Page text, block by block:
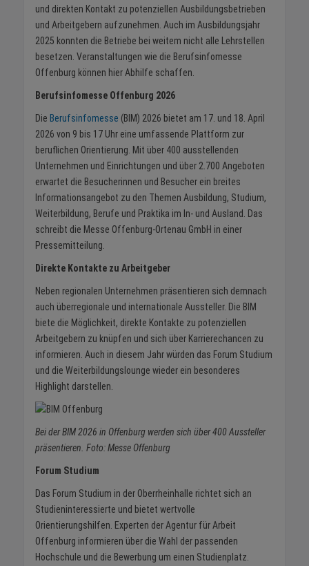
und direkten Kontakt zu potenziellen Ausbildungsbetrieben
und Arbeitgebern aufzunehmen. Auch im Ausbildungsjahr
2025 konnten die Betriebe bei weitem nicht alle Lehrstellen
besetzen. Veranstaltungen wie die Berufsinfomesse
Offenburg können hier Abhilfe schaffen.
Berufsinfomesse Offenburg 2026
Die Berufsinfomesse (BIM) 2026 bietet am 17. und 18. April
2026 von 9 bis 17 Uhr eine umfassende Plattform zur
beruflichen Orientierung. Mit über 400 ausstellenden
Unternehmen und Einrichtungen und über 2.700 Angeboten
erwartet die Besucherinnen und Besucher ein breites
Informationsangebot zu den Themen Ausbildung, Studium,
Weiterbildung, Berufe und Praktika im In- und Ausland. Das
schreibt die Messe Offenburg-Ortenau GmbH in einer
Pressemitteilung.
Direkte Kontakte zu Arbeitgeber
Neben regionalen Unternehmen präsentieren sich demnach
auch überregionale und internationale Aussteller. Die BIM
biete die Möglichkeit, direkte Kontakte zu potenziellen
Arbeitgebern zu knüpfen und sich über Karrierechancen zu
informieren. Auch in diesem Jahr würden das Forum Studium
und die Weiterbildungslounge wieder ein besonderes
Highlight darstellen.
Bei der BIM 2026 in Offenburg werden sich über 400 Aussteller
präsentieren. Foto: Messe Offenburg
Forum Studium
Das Forum Studium in der Oberrheinhalle richtet sich an
Studieninteressierte und bietet wertvolle
Orientierungshilfen. Experten der Agentur für Arbeit
Offenburg informieren über die Wahl der passenden
Hochschule und die Bewerbung um einen Studienplatz.